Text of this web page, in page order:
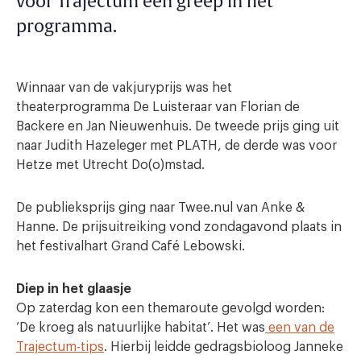
programma.
Winnaar van de vakjuryprijs was het
theaterprogramma De Luisteraar van Florian de
Backere en Jan Nieuwenhuis. De tweede prijs ging uit
naar Judith Hazeleger met PLATH, de derde was voor
Hetze met Utrecht Do(o)mstad.
De publieksprijs ging naar Twee.nul van Anke &
Hanne. De prijsuitreiking vond zondagavond plaats in
het festivalhart Grand Café Lebowski.
Diep in het glaasje
Op zaterdag kon een themaroute gevolgd worden:
‘De kroeg als natuurlijke habitat’. Het was een van de
Trajectum-tips. Hierbij leidde gedragsbioloog Janneke